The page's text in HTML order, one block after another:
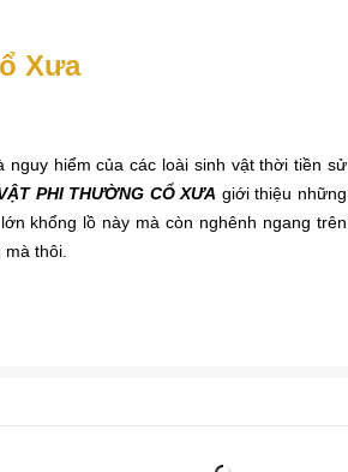
Xưa
hiểm của các loài sinh vật thời tiền sử
PHI THƯỜNG CỔ XƯA giới thiệu những
khổng lồ này mà còn nghênh ngang trên
thôi.